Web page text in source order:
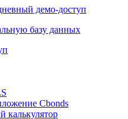
демо-доступ
базу данных
Cbonds
калькулятор